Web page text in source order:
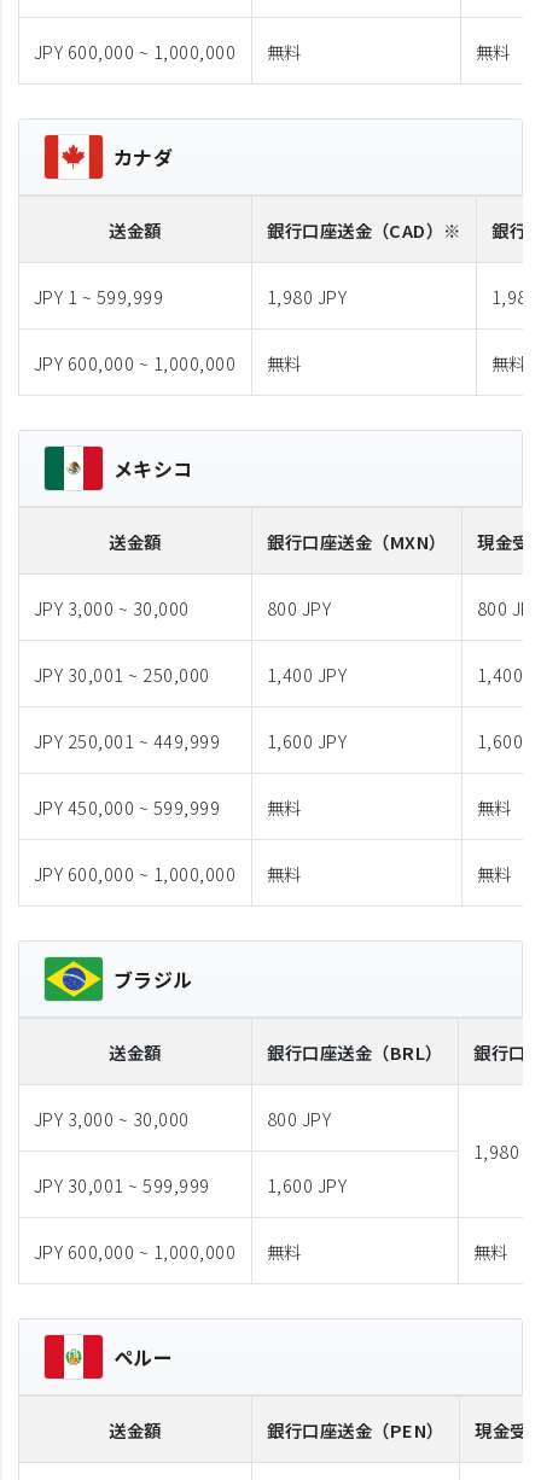
JPY 600,000 ~ 1,000,000 無料 無料
カナダ
送金額 銀行口座送金 （CAD）※ 銀行
JPY 1 ~ 599,999 1,980 JPY 1,980
JPY 600,000 ~ 1,000,000 無料 無料
メキシコ
送金額 銀行口座送金 （MXN） 現金受
JPY 3,000 ~ 30,000 800 JPY 800 JPY
JPY 30,001 ~ 250,000 1,400 JPY 1,400
JPY 250,001 ~ 449,999 1,600 JPY 1,600
JPY 450,000 ~ 599,999 無料 無料
JPY 600,000 ~ 1,000,000 無料 無料
ブラジル
送金額 銀行口座送金 （BRL） 銀行口
JPY 3,000 ~ 30,000
800 JPY
1,980
JPY 30,001 ~ 599,999
1,600 JPY
JPY 600,000 ~ 1,000,000 無料 無料
ペルー
送金額 銀行口座送金 （PEN） 現金受